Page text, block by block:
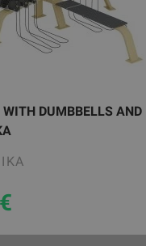
WITH DUMBBELLS AND
€